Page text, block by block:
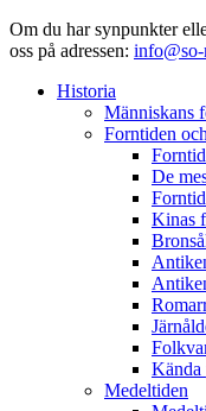
Om du har synpunkter
oss på adressen: info@so-
Historia
Människans
Forntiden
De
Kinas
Kända
Medeltiden